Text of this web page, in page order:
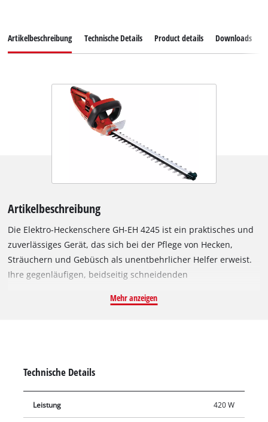
Artikelbeschreibung Technische Details Product details Downloads
Artikelbeschreibung
Die Elektro-Heckenschere GH-EH 4245 ist ein praktisches und
zuverlässiges Gerät, das sich bei der Pflege von Hecken,
Sträuchern und Gebüsch als unentbehrlicher Helfer erweist.
Ihre gegenläufigen, beidseitig schneidenden
diamantgeschliffenem Stahl erzielen sehr gute
Sicherheitsschalter und der großflächige Handschutz der GH-
EH 4245 sorgen für eine hohe Sicherheit während des
Arbeitens. Die Messer werden durch eine Messerabdeckung
Mehr anzeigen
Technische Details
Leistung 420 W